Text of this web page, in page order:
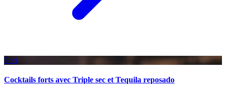
Fort
Cocktails forts avec Triple sec et Tequila reposado